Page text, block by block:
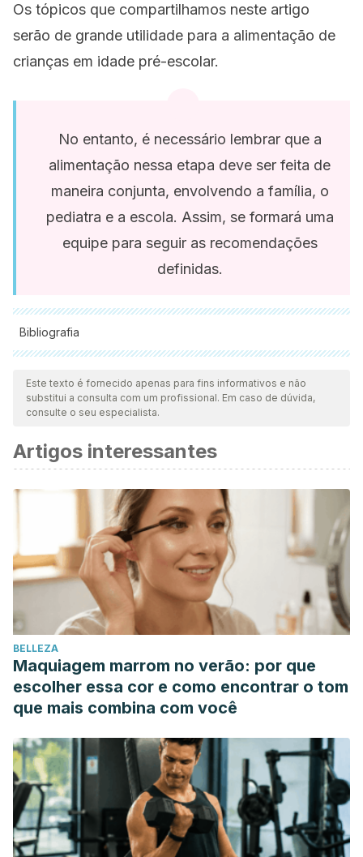
Os tópicos que compartilhamos neste artigo
serão de grande utilidade para a alimentação de
crianças em idade pré-escolar.
No entanto, é necessário lembrar que a
alimentação nessa etapa deve ser feita de
maneira conjunta, envolvendo a família, o
pediatra e a escola. Assim, se formará uma
equipe para seguir as recomendações
definidas.
Bibliografia
Todas as fontes citadas foram minuciosamente revisadas por
nossa equipe para garantir sua qualidade, confiabilidade,
atualidade e validade. A bibliografia deste artigo foi
cientificamente.
Quintana LP., Mar LR., Santana DG.,González RR.,
Alimentación del preescolar y escolar. Complejo
Hospitalario Universitario Insular Materno-infantil.
Gorissen SHM., Remond D., Loon LJC., The muscle protein
synthetic response to food ingestion. Meat Sci, 2015. 109:
96-100.
Srour B., Fezeu LK., Kesse Guyot E., Alles B., et al., Ultra
processed food intake and risk of cardiovascular disease:
prospective cohort study. BMJ, 2019.
Este texto é fornecido apenas para fins informativos e não
substitui a consulta com um profissional. Em caso de dúvida,
consulte o seu especialista.
Artigos interessantes
BELLEZA
Maquiagem marrom no verão: por que
escolher essa cor e como encontrar o tom
que mais combina com você